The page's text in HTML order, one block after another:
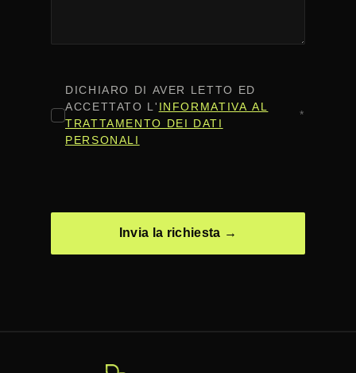
CONSENSO*
DICHIARO DI AVER LETTO ED
ACCETTATO L' INFORMATIVA AL
TRATTAMENTO DEI DATI
PERSONALI
*